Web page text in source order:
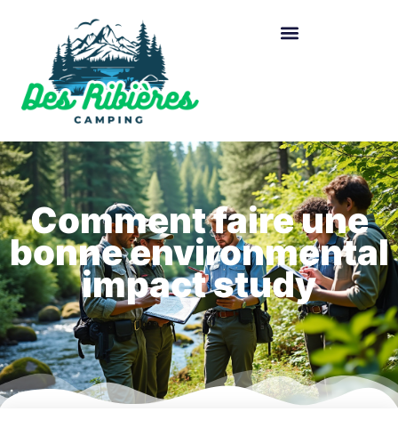
Comment faire une
bonne environmental
impact study